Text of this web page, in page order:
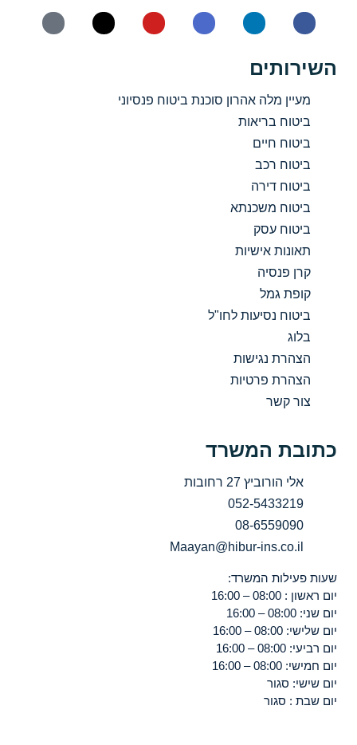
השירותים
מעיין מלה אהרון סוכנת ביטוח פנסיוני
ביטוח בריאות
ביטוח חיים
ביטוח רכב
ביטוח דירה
ביטוח משכנתא
ביטוח עסק
תאונות אישיות
קרן פנסיה
קופת גמל
ביטוח נסיעות לחו"ל
בלוג
הצהרת נגישות
הצהרת פרטיות
צור קשר
כתובת המשרד
אלי הורוביץ 27 רחובות
052-5433219
08-6559090
Maayan@hibur-ins.co.il
שעות פעילות המשרד:
יום ראשון : 08:00 – 16:00
יום שני: 08:00 – 16:00
יום שלישי: 08:00 – 16:00
יום רביעי: 08:00 – 16:00
יום חמישי: 08:00 – 16:00
יום שישי: סגור
יום שבת : סגור